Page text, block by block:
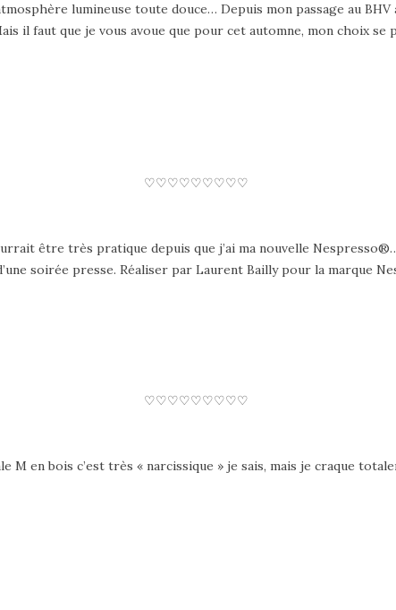
lumineuse toute douce… Depuis mon passage au BHV
il faut que je vous avoue que pour cet automne, mon choix
♡♡♡♡♡♡♡♡♡
être très pratique depuis que j’ai ma nouvelle
soirée presse. Réaliser par Laurent Bailly pour la marque
♡♡♡♡♡♡♡♡♡
en bois c’est très « narcissique » je sais, mais je craque